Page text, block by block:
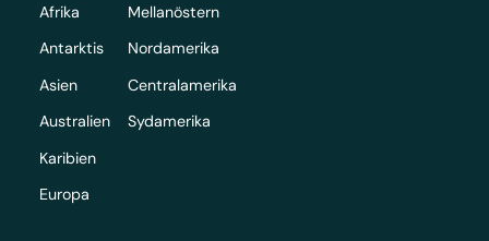
Afrika
Antarktis
Asien
Australien
Karibien
Europa
Mellanöstern
Nordamerika
Centralamerika
Sydamerika